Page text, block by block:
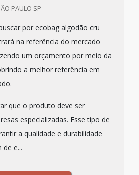
PAULO SP
por ecobag algodão cru
na referência do mercado
um orçamento por meio da
a melhor referência em
que o produto deve ser
especializadas. Esse tipo de
a qualidade e durabilidade
de e...